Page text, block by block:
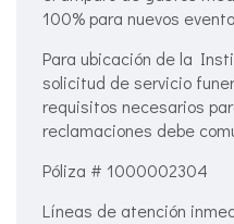
100% para nuevos
Para ubicación de la
solicitud de servicio
requisitos necesarios
reclamaciones debe
Póliza # 1000002304
Líneas de atención